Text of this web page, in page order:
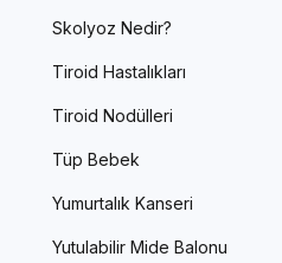
Skolyoz Nedir?
Tiroid Hastalıkları
Tiroid Nodülleri
Tüp Bebek
Yumurtalık Kanseri
Yutulabilir Mide Balonu